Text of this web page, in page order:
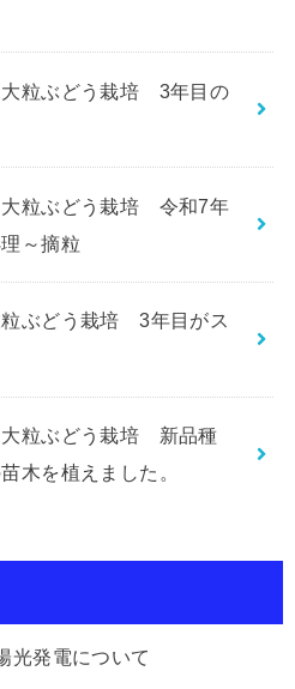
粒ぶどう栽培 3年目の
粒ぶどう栽培 令和7年
～摘粒
ぶどう栽培 3年目がス
粒ぶどう栽培 新品種
木を植えました。
光発電について